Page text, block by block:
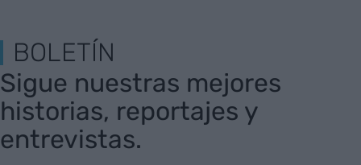
BOLETÍN
Sigue nuestras mejores
historias, reportajes y
entrevistas.